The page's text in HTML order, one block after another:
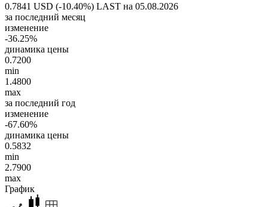
0.7841 USD (-10.40%) LAST на 05.08.2026
за последний месяц
изменение
-36.25%
динамика цены
0.7200
min
1.4800
max
за последний год
изменение
-67.60%
динамика цены
0.5832
min
2.7900
max
График